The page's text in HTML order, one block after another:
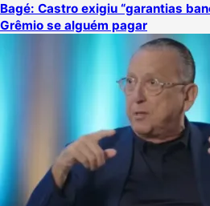
Bagé: Castro exigiu “garantias
Grêmio se alguém pagar